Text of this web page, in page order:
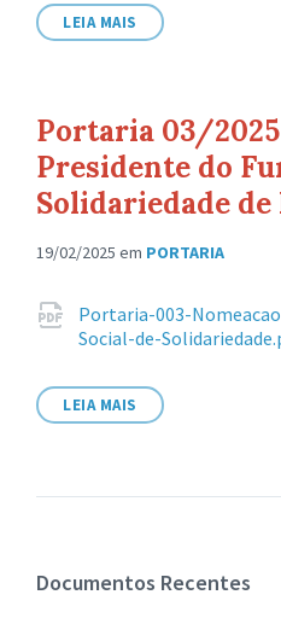
LEIA MAIS
Portaria 03/
Presidente do
Solidariedade de
19/02/2025 em PORTARIA
Anexos
Portaria-003-
Social-de-
LEIA MAIS
Documentos Recentes